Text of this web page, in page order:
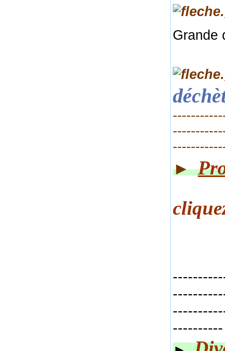
Grande
►
cliq
----------